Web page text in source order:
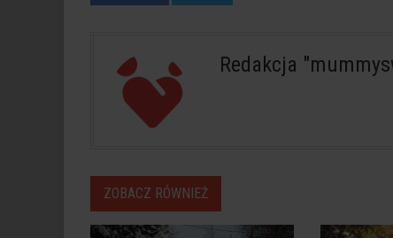
Redakcja
ZOBACZ RÓWNIEŻ